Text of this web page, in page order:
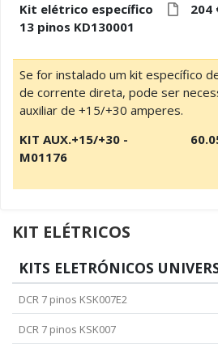
Kit elétrico específico
13 pinos KD130001
204
Se for instalado um kit específico
de corrente direta, pode ser
auxiliar de +15/+30 amperes.
KIT AUX.+15/+30 -
M01176
KIT ELÉTRICOS
KITS ELETRÓNICOS
DCR 7 pinos KSK007E2
DCR 7 pinos KSK007